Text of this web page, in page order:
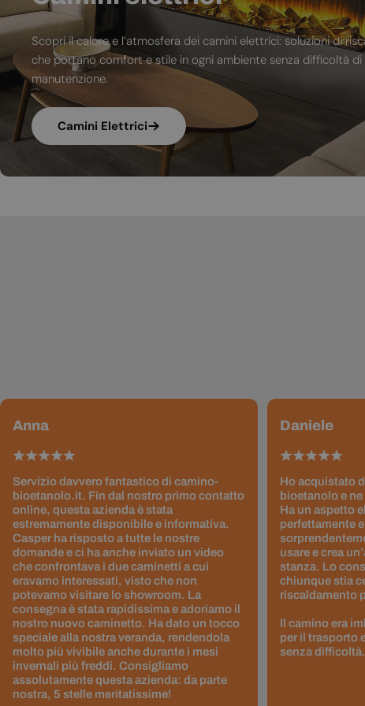
Scopri il calore e l’atmosfera dei camini elettrici: soluzioni di
che portano comfort e stile in ogni ambiente senza difficoltà di
manutenzione.
Camini Elettrici
Anna
Servizio davvero fantastico di camino-
bioetanolo.it. Fin dal nostro primo contatto
online, questa azienda è stata
estremamente disponibile e informativa.
Casper ha risposto a tutte le nostre
domande e ci ha anche inviato un video
che confrontava i due caminetti a cui
eravamo interessati, visto che non
potevamo visitare lo showroom. La
consegna è stata rapidissima e adoriamo il
nostro nuovo caminetto. Ha dato un tocco
speciale alla nostra veranda, rendendola
molto più vivibile anche durante i mesi
invernali più freddi. Consigliamo
assolutamente questa azienda: da parte
nostra, 5 stelle meritatissime!
Daniele
Ho acquistato
bioetanolo e
Ha un aspetto
perfettamente
usare e crea
stanza. Lo
chiunque stia
riscaldamento
Il camino era
per il trasporto
senza difficoltà.